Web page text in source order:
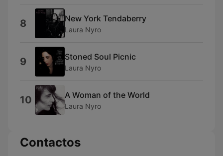
8 New York Tendaberry
Laura Nyro
9 Stoned Soul Picnic
Laura Nyro
10 A Woman of the World
Laura Nyro
Contactos